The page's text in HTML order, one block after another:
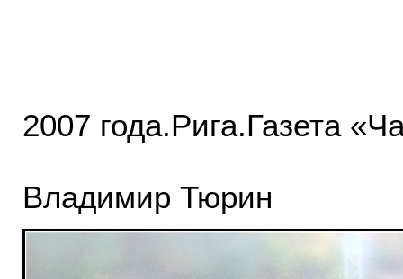
2007 года.Рига.Газета
Владимир Тюрин